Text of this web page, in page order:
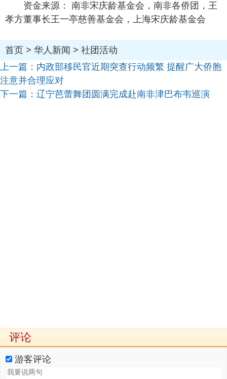
资金来源： 南非宋庆龄基金会，南非各侨团，王
孝方董事长王一亭慈善基金会，上海宋庆龄基金会
首页 > 华人新闻 > 社团活动
上一篇： 内政部移民官近期突查行动频繁 提醒广大侨胞
注意并合理应对
下一篇： 辽宁芭蕾舞团圆满完成赴南非津巴布韦巡演
评论
游客评论